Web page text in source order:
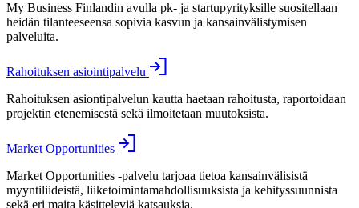
My Business Finlandin avulla pk- ja startupyrityksille suositellaan
heidän tilanteeseensa sopivia kasvun ja kansainvälistymisen
palveluita.
Rahoituksen asiointipalvelu
Rahoituksen asiontipalvelun kautta haetaan rahoitusta, raportoidaan
projektin etenemisestä sekä ilmoitetaan muutoksista.
Market Opportunities
Market Opportunities -palvelu tarjoaa tietoa kansainvälisistä
myyntiliideistä, liiketoimintamahdollisuuksista ja kehityssuunnista
sekä eri maita käsitteleviä katsauksia.